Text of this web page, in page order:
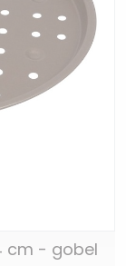
cm - gobel